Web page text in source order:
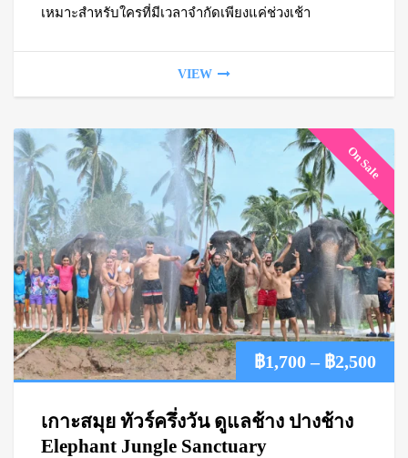
เหมาะสำหรับใครที่มีเวลาจำกัดเพียงแค่ช่วงเช้า
VIEW
On Sale
฿1,700 – ฿2,500
เกาะสมุย ทัวร์ครึ่งวัน ดูแลช้าง ปางช้าง
Elephant Jungle Sanctuary